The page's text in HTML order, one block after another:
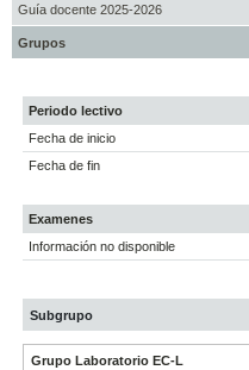
Guía docente 2025-2026
Grupos
Periodo lectivo
Fecha de inicio
Fecha de fin
Examenes
Información no disponible
Subgrupo
Grupo Laboratorio EC-L